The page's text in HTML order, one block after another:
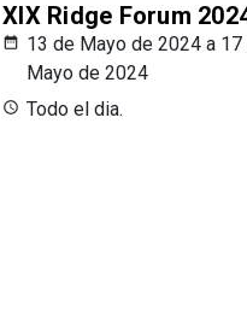
XIX Ridge Forum
13 de Mayo de 2024 a 17
Mayo de 2024
Todo el dia.